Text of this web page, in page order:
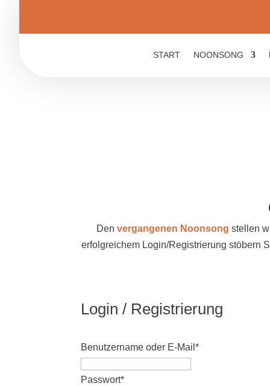
START NOONSONG
Den vergangenen Noonsong stellen
erfolgreichem Login/Registrierung stöbern
Login / Registrierung
Benutzername oder E-Mail*
Passwort*